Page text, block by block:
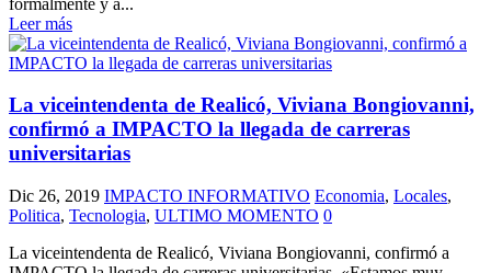
Leer más
La viceintendenta de Realicó, Viviana Bongiovanni,
confirmó a IMPACTO la llegada de carreras
universitarias
Dic 26, 2019 IMPACTO INFORMATIVO Economia, Locales,
Politica, Tecnologia, ULTIMO MOMENTO 0
La viceintendenta de Realicó, Viviana Bongiovanni, confirmó a